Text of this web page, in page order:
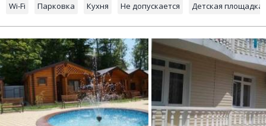
Wi-Fi Парковка Кухня Не допускается Детская площадка